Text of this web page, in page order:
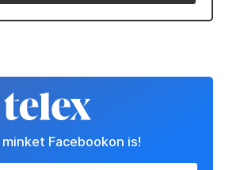
minket Facebookon is!